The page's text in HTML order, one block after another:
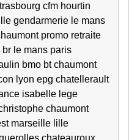
cfm hourtin
gendarmerie le mans
promo retraite
br le mans paris
bmo bt chaumont
lyon epg chatellerault
isabelle lege
chaumont
marseille lille
chateauroux